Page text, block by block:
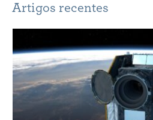
Artigos recentes